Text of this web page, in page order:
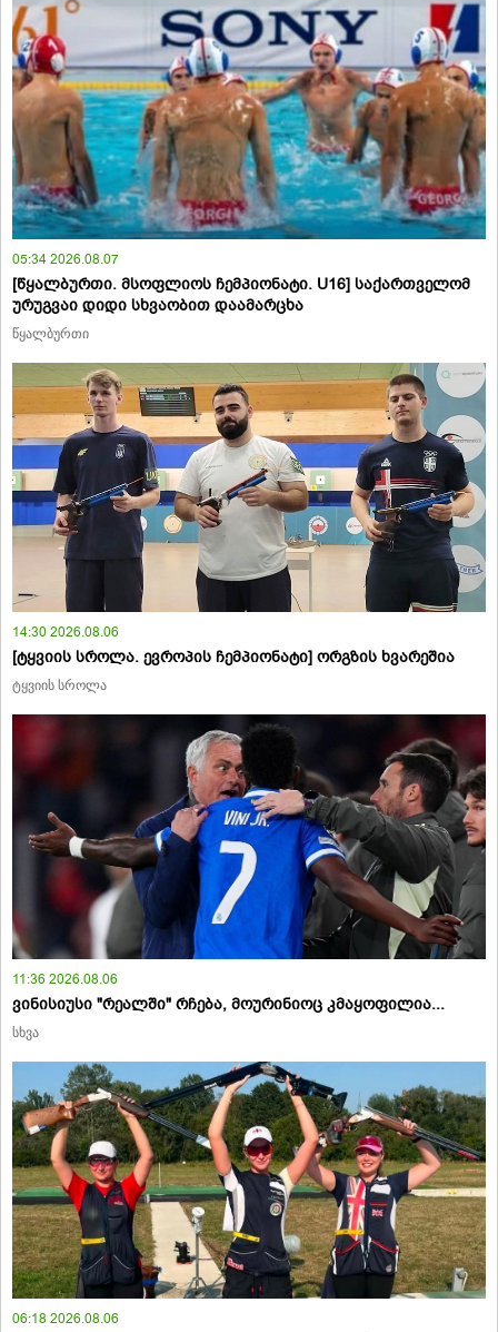
05:34 2026.08.07
[წყალბურთი. მსოფლიოს ჩემპიონატი. U16] საქართველომ
ურუგვაი დიდი სხვაობით დაამარცხა
წყალბურთი
14:30 2026.08.06
[ტყვიის სროლა. ევროპის ჩემპიონატი] ორგზის ხვარეშია
ტყვიის სროლა
11:36 2026.08.06
ვინისიუსი "რეალში" რჩება, მოურინიოც კმაყოფილია...
სხვა
06:18 2026.08.06